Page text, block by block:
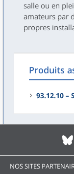
salle ou en
amateurs par
propres
Produits
93.12.10 –
NOS SITES